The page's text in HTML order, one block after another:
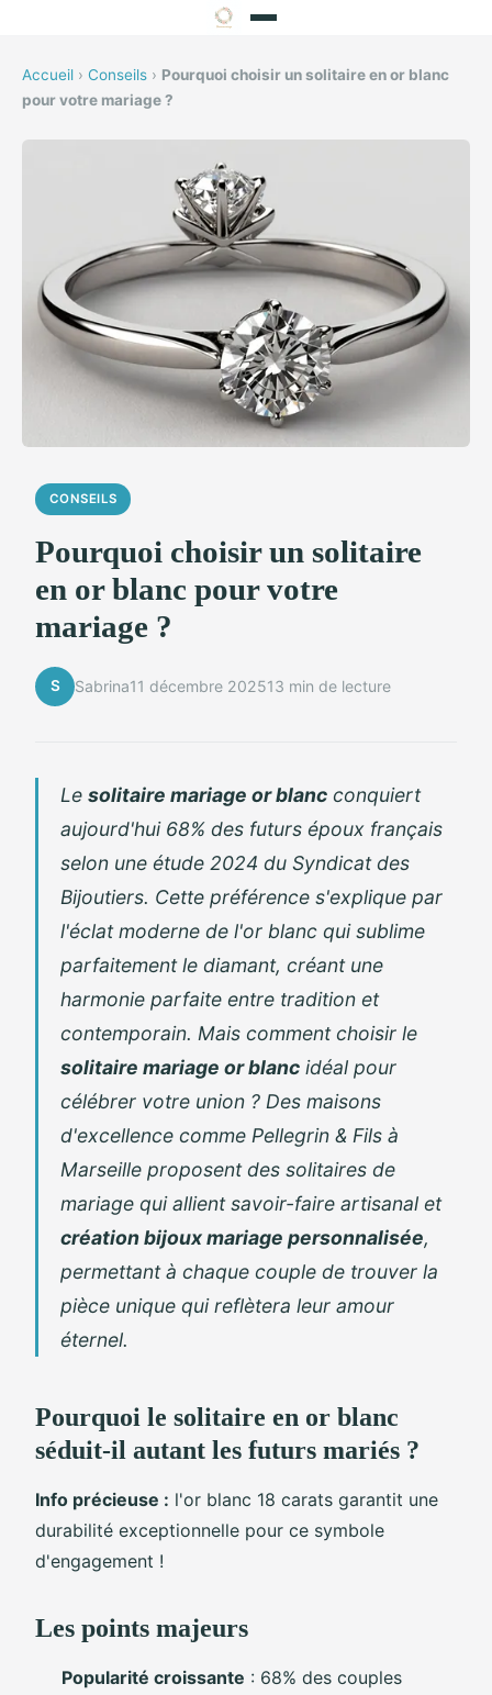
Accueil › Conseils › Pourquoi choisir un solitaire en or blanc
pour votre mariage ?
CONSEILS
Pourquoi choisir un solitaire
en or blanc pour votre
mariage ?
S Sabrina11 décembre 202513 min de lecture
Le solitaire mariage or blanc conquiert
aujourd'hui 68% des futurs époux français
selon une étude 2024 du Syndicat des
Bijoutiers. Cette préférence s'explique par
l'éclat moderne de l'or blanc qui sublime
parfaitement le diamant, créant une
harmonie parfaite entre tradition et
contemporain. Mais comment choisir le
solitaire mariage or blanc idéal pour
célébrer votre union ? Des maisons
d'excellence comme Pellegrin & Fils à
Marseille proposent des solitaires de
mariage qui allient savoir-faire artisanal et
création bijoux mariage personnalisée,
permettant à chaque couple de trouver la
pièce unique qui reflètera leur amour
éternel.
Pourquoi le solitaire en or blanc
séduit-il autant les futurs mariés ?
Info précieuse : l'or blanc 18 carats garantit une
durabilité exceptionnelle pour ce symbole
d'engagement !
Les points majeurs
Popularité croissante : 68% des couples